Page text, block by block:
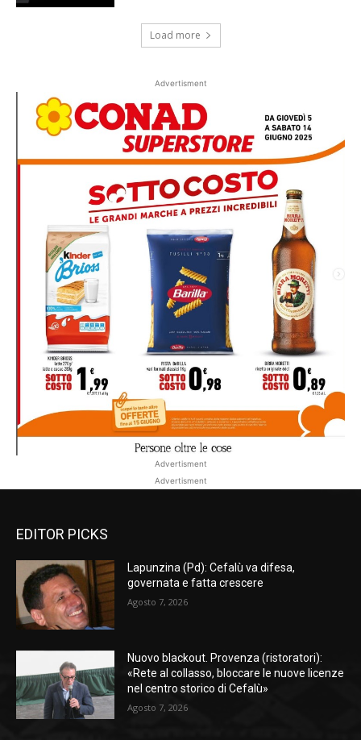
Load more
Advertisment
Advertisment
Advertisment
EDITOR PICKS
Lapunzina (Pd): Cefalù va difesa,
governata e fatta crescere
Agosto 7, 2026
Nuovo blackout. Provenza (ristoratori):
«Rete al collasso, bloccare le nuove licenze
nel centro storico di Cefalù»
Agosto 7, 2026